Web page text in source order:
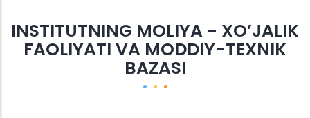
INSTITUTNING MOLIYA - XO’JALIK
FAOLIYATI VA MODDIY-TEXNIK
BAZASI